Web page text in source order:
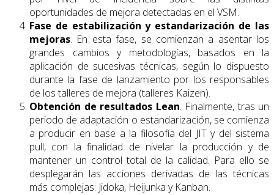
oportunidades de mejora detectadas en el VSM.
Fase de estabilización y estandarización de las
mejoras. En esta fase, se comienzan a asentar los
grandes cambios y metodologías, basados en la
aplicación de sucesivas técnicas, según lo dispuesto
durante la fase de lanzamiento por los responsables
de los talleres de mejora (talleres Kaizen).
Obtención de resultados Lean. Finalmente, tras un
periodo de adaptación o estandarización, se comienza
a producir en base a la filosofía del JIT y del sistema
pull, con la finalidad de nivelar la producción y de
mantener un control total de la calidad. Para ello se
desplegarán las acciones derivadas de las técnicas
más complejas: Jidoka, Heijunka y Kanban.